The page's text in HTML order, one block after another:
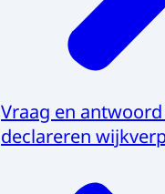
Vraag en
declareren